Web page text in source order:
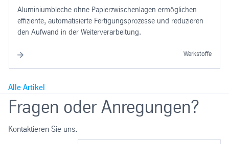
Aluminiumbleche ohne Papierzwischenlagen ermöglichen
effiziente, automatisierte Fertigungsprozesse und reduzieren
den Aufwand in der Weiterverarbeitung.
Werkstoffe
Alle Artikel
Fragen oder Anregungen?
Kontaktieren Sie uns.